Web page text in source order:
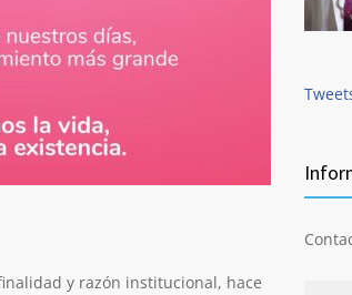
y razón institucional, hace